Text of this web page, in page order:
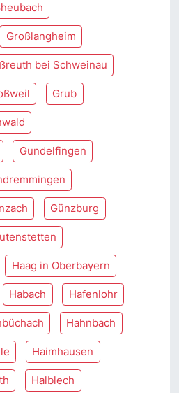
Großlangheim
bei Schweinau
Grub
Gundelfingen
Günzburg
Haag in Oberbayern
Habach Hafenlohr
Hahnbach
Haimhausen
Halblech